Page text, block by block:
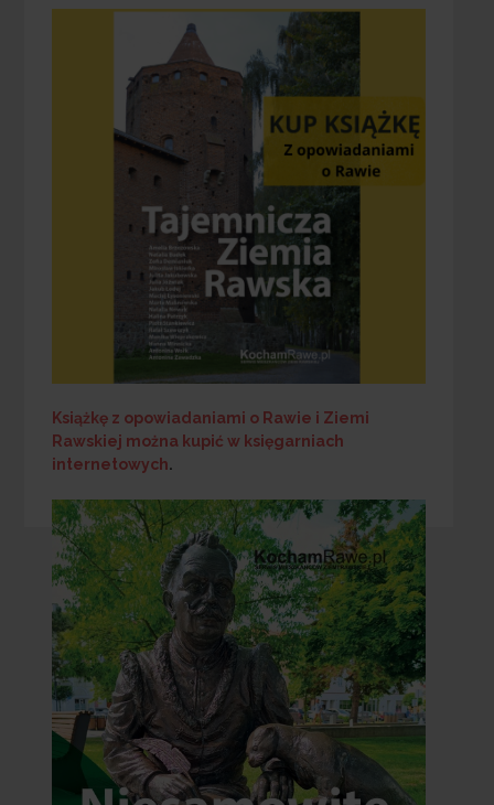
Książkę z opowiadaniami o Rawie i Ziemi
Rawskiej można kupić w księgarniach
internetowych.